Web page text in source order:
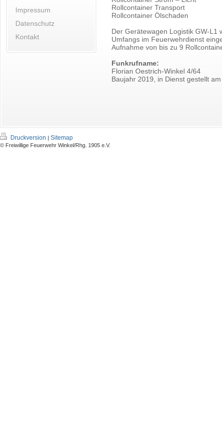
Impressum
Datenschutz
Kontakt
Rollcontainer Transport
Rollcontainer Ölschaden
Der Gerätewagen Logistik GW-L1
Umfangs im Feuerwehrdienst
Aufnahme von bis zu 9
Funkrufname:
Florian Oestrich-Winkel 4/64
Baujahr 2019, in Dienst gestellt
Druckversion | Sitemap
© Freiwillige Feuerwehr Winkel/Rhg. 1905 e.V.